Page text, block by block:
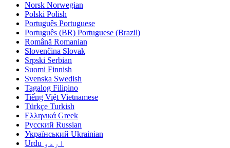
Norsk Norwegian
Polski Polish
Português Portuguese
Português (BR) Portuguese (Brazil)
Română Romanian
Slovenčina Slovak
Srpski Serbian
Suomi Finnish
Svenska Swedish
Tagalog Filipino
Tiếng Việt Vietnamese
Türkçe Turkish
Ελληνικά Greek
Русский Russian
Український Ukrainian
اردو Urdu